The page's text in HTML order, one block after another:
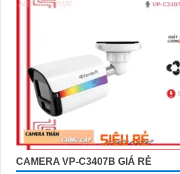
CAMERA VP-C3407B GIÁ RẺ